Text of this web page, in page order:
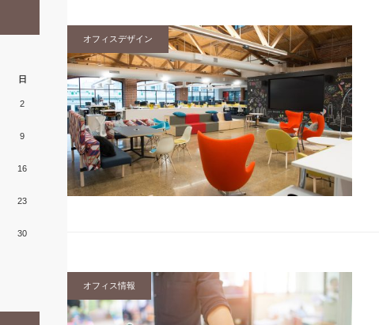
オフィスデザイン
オフィス情報
日
2
9
16
23
30